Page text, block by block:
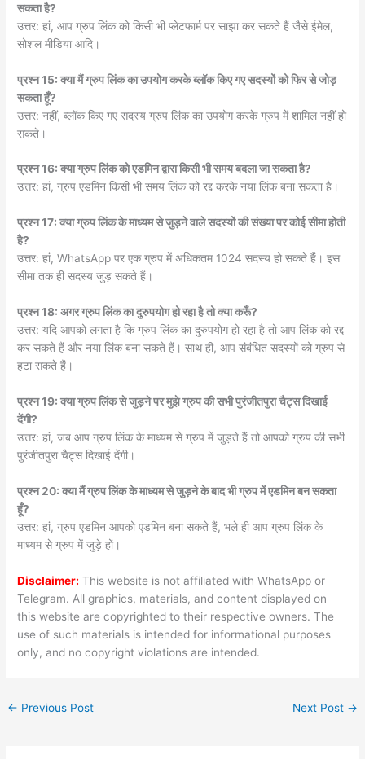
सकता है?
उत्तर: हां, आप ग्रुप लिंक को किसी भी प्लेटफार्म पर साझा कर सकते हैं जैसे ईमेल,
सोशल मीडिया आदि।
प्रश्न 15: क्या मैं ग्रुप लिंक का उपयोग करके ब्लॉक किए गए सदस्यों को फिर से जोड़
सकता हूँ?
उत्तर: नहीं, ब्लॉक किए गए सदस्य ग्रुप लिंक का उपयोग करके ग्रुप में शामिल नहीं हो
सकते।
प्रश्न 16: क्या ग्रुप लिंक को एडमिन द्वारा किसी भी समय बदला जा सकता है?
उत्तर: हां, ग्रुप एडमिन किसी भी समय लिंक को रद्द करके नया लिंक बना सकता है।
प्रश्न 17: क्या ग्रुप लिंक के माध्यम से जुड़ने वाले सदस्यों की संख्या पर कोई सीमा होती
है?
उत्तर: हां, WhatsApp पर एक ग्रुप में अधिकतम 1024 सदस्य हो सकते हैं। इस
सीमा तक ही सदस्य जुड़ सकते हैं।
प्रश्न 18: अगर ग्रुप लिंक का दुरुपयोग हो रहा है तो क्या करूँ?
उत्तर: यदि आपको लगता है कि ग्रुप लिंक का दुरुपयोग हो रहा है तो आप लिंक को रद्द
कर सकते हैं और नया लिंक बना सकते हैं। साथ ही, आप संबंधित सदस्यों को ग्रुप से
हटा सकते हैं।
प्रश्न 19: क्या ग्रुप लिंक से जुड़ने पर मुझे ग्रुप की सभी पुरंजीतपुरा चैट्स दिखाई
देंगी?
उत्तर: हां, जब आप ग्रुप लिंक के माध्यम से ग्रुप में जुड़ते हैं तो आपको ग्रुप की सभी
पुरंजीतपुरा चैट्स दिखाई देंगी।
प्रश्न 20: क्या मैं ग्रुप लिंक के माध्यम से जुड़ने के बाद भी ग्रुप में एडमिन बन सकता
हूँ?
उत्तर: हां, ग्रुप एडमिन आपको एडमिन बना सकते हैं, भले ही आप ग्रुप लिंक के
माध्यम से ग्रुप में जुड़े हों।
Disclaimer: This website is not affiliated with WhatsApp or
Telegram. All graphics, materials, and content displayed on
this website are copyrighted to their respective owners. The
use of such materials is intended for informational purposes
only, and no copyright violations are intended.
← Previous Post Next Post →